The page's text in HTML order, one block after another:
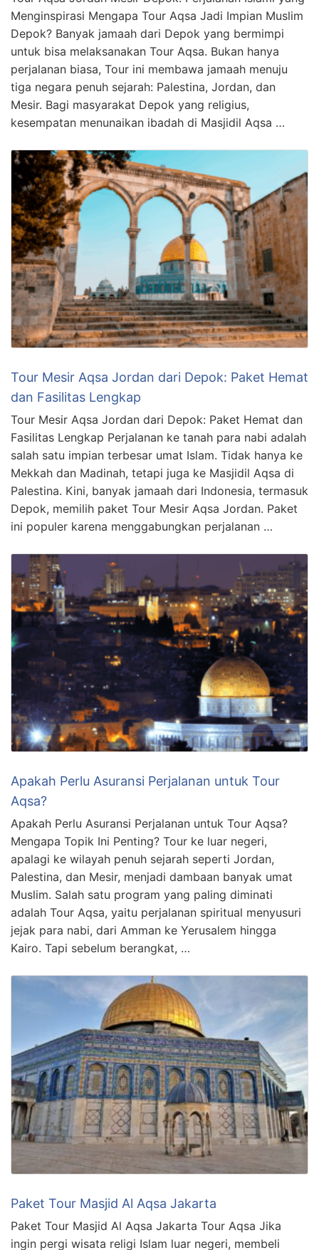
Menginspirasi Mengapa Tour Aqsa Jadi Impian Muslim
Depok? Banyak jamaah dari Depok yang bermimpi
untuk bisa melaksanakan Tour Aqsa. Bukan hanya
perjalanan biasa, Tour ini membawa jamaah menuju
tiga negara penuh sejarah: Palestina, Jordan, dan
Mesir. Bagi masyarakat Depok yang religius,
kesempatan menunaikan ibadah di Masjidil Aqsa …
Tour Mesir Aqsa Jordan dari Depok: Paket Hemat
dan Fasilitas Lengkap
Tour Mesir Aqsa Jordan dari Depok: Paket Hemat dan
Fasilitas Lengkap Perjalanan ke tanah para nabi adalah
salah satu impian terbesar umat Islam. Tidak hanya ke
Mekkah dan Madinah, tetapi juga ke Masjidil Aqsa di
Palestina. Kini, banyak jamaah dari Indonesia, termasuk
Depok, memilih paket Tour Mesir Aqsa Jordan. Paket
ini populer karena menggabungkan perjalanan …
Apakah Perlu Asuransi Perjalanan untuk Tour
Aqsa?
Apakah Perlu Asuransi Perjalanan untuk Tour Aqsa?
Mengapa Topik Ini Penting? Tour ke luar negeri,
apalagi ke wilayah penuh sejarah seperti Jordan,
Palestina, dan Mesir, menjadi dambaan banyak umat
Muslim. Salah satu program yang paling diminati
adalah Tour Aqsa, yaitu perjalanan spiritual menyusuri
jejak para nabi, dari Amman ke Yerusalem hingga
Kairo. Tapi sebelum berangkat, …
Paket Tour Masjid Al Aqsa Jakarta
Paket Tour Masjid Al Aqsa Jakarta Tour Aqsa Jika
ingin pergi wisata religi Islam luar negeri, membeli